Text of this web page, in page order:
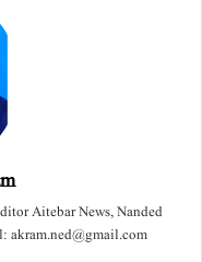
Aitebar News, Nanded
akram.ned@gmail.com